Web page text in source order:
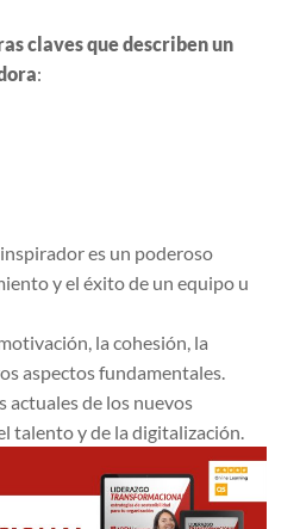
claves que describen un
:
es un poderoso
y el éxito de un equipo u
la cohesión, la
aspectos fundamentales.
actuales de los nuevos
talento y de la digitalización.